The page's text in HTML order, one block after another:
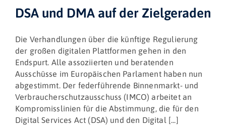
DSA und DMA auf der Zielgeraden
Die Verhandlungen über die künftige Regulierung
der großen digitalen Plattformen gehen in den
Endspurt. Alle assoziierten und beratenden
Ausschüsse im Europäischen Parlament haben nun
abgestimmt. Der federführende Binnenmarkt- und
Verbraucherschutzausschuss (IMCO) arbeitet an
Kompromisslinien für die Abstimmung, die für den
Digital Services Act (DSA) und den Digital [...]